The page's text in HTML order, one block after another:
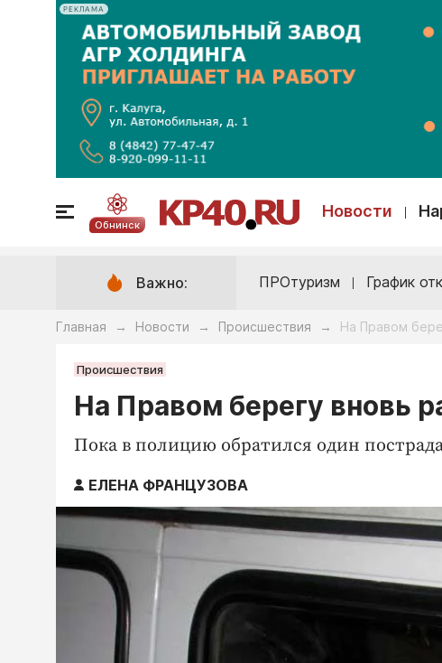
РЕКЛАМА
Обнинск
Новости
Важно: ПРОтуризм График
Главная → Новости → Происшествия → На Правом
Происшествия
На Правом берегу вновь
Пока в полицию обратился один
ЕЛЕНА ФРАНЦУЗОВА